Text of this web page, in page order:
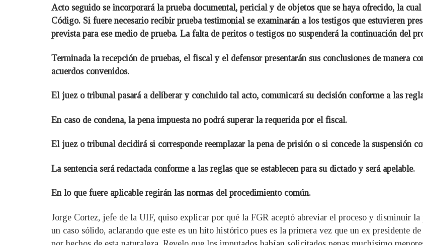
Acto seguido se incorporará la prueba documental, pericial y de objetos que se haya ofrecido, la
Código. Si fuere necesario recibir prueba testimonial se examinarán a los testigos que estuvieren
prevista para ese medio de prueba. La falta de peritos o testigos no suspenderá la continuación del
Terminada la recepción de pruebas, el fiscal y el defensor presentarán sus conclusiones de manera
acuerdos convenidos.
El juez o tribunal pasará a deliberar y concluido tal acto, comunicará su decisión conforme a las
En caso de condena, la pena impuesta no podrá superar la requerida por el fiscal.
El juez o tribunal decidirá si corresponde reemplazar la pena de prisión o si concede la suspensión
La sentencia será redactada conforme a las reglas que se establecen para su dictado y será apelable.
En lo que fuere aplicable regirán las normas del procedimiento común.
Jorge Cortez, jefe de la UIF, quiso explicar por qué la FGR aceptó abreviar el proceso y disminuir la
un caso sólido, aclarando que este es un hito histórico pues es la primera vez que un ex presidente